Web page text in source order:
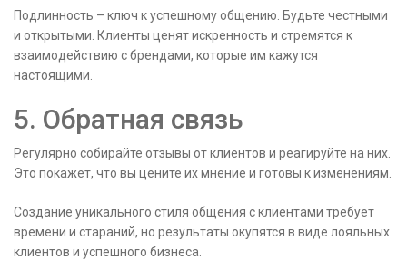
Подлинность – ключ к успешному общению. Будьте честными
и открытыми. Клиенты ценят искренность и стремятся к
взаимодействию с брендами, которые им кажутся
настоящими.
5. Обратная связь
Регулярно собирайте отзывы от клиентов и реагируйте на них.
Это покажет, что вы цените их мнение и готовы к изменениям.
Создание уникального стиля общения с клиентами требует
времени и стараний, но результаты окупятся в виде лояльных
клиентов и успешного бизнеса.